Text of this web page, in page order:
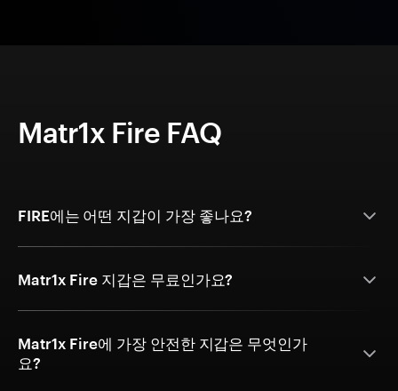
Matr1x Fire FAQ
FIRE에는 어떤 지갑이 가장 좋나요?
Matr1x Fire 지갑은 무료인가요?
Matr1x Fire에 가장 안전한 지갑은 무엇인가
요?